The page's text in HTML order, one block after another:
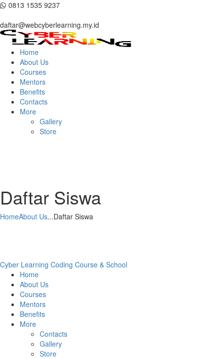
0813 1535 9237
daftar@webcyberlearning.my.id
Home
About Us
Courses
Mentors
Benefits
Contacts
More
Gallery
Store
Daftar Siswa
HomeAbout Us...Daftar Siswa
Cyber Learning Coding Course & School
Home
About Us
Courses
Mentors
Benefits
More
Contacts
Gallery
Store